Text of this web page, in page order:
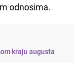
odnosima.
kraju augusta